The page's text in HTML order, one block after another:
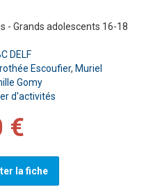
- Grands adolescents 16-18
DELF
Escoufier, Muriel
Gomy
d'activités
€
la fiche